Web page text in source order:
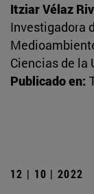
Itziar Vélaz
Investigadora
Ciencias de la
Publicado en:
12 | 10 | 2022